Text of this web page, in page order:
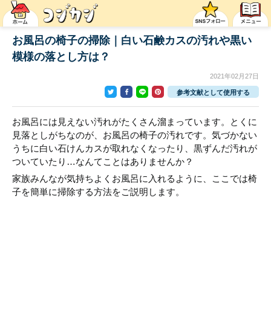
お風呂の椅子の掃除｜白い石鹸カスの汚れや黒い
模様の落とし方は？
2021年02月27日
参考文献として使用する
お風呂には見えない汚れがたくさん溜まっています。とくに
見落としがちなのが、お風呂の椅子の汚れです。気づかない
うちに白い石けんカスが取れなくなったり、黒ずんだ汚れが
ついていたり…なんてことはありませんか？
家族みんなが気持ちよくお風呂に入れるように、ここでは椅
子を簡単に掃除する方法をご説明します。